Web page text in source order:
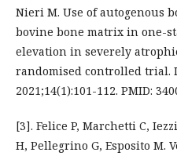
Nieri M. Use of autogenous
bovine bone matrix in one-
elevation in severely
randomised controlled trial.
2021;14(1):101-112. PMID:
[3]. Felice P, Marchetti C,
H, Pellegrino G, Esposito M.